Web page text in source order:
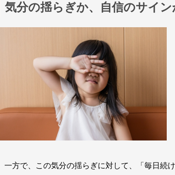
気分の揺らぎか、自信のサイン
一方で、この気分の揺らぎに対して、「毎日続